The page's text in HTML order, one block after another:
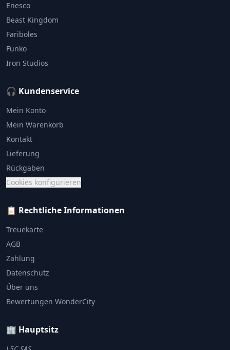
Enesco
Beast Kingdom
Fariboles
Funko
Iron Studios
🎧 Kundenservice
Mein Konto
Mein Warenkorb
Kontakt
Lieferung
Rückgaben
Cookies konfigurieren
📋 Rechtliche Informationen
Treuekarte
AGB
Zahlung
Datenschutz
Über uns
Bewertungen WonderCity
🏢 Hauptsitz